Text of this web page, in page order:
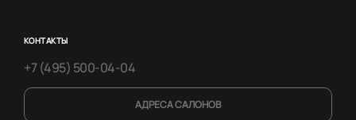
КОНТАКТЫ
+7 (495) 500-04-04
АДРЕСА САЛОНОВ